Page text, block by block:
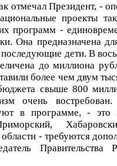
отмечал Президент, -
проекты
программ -
Она предназначена
дети. В
до миллиона
более чем двум
свыше 800
очень
в программе, - это
- требуются
Правительства